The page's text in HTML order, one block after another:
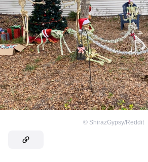
© ShirazGypsy/Reddit